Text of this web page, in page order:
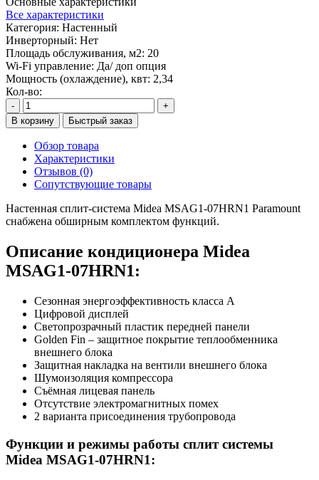
Все характеристики
Категория: Настенный
Инверторный: Нет
Площадь обслуживания, м2: 20
Wi-Fi управление: Да/ доп опция
Мощность (охлаждение), квт: 2,34
Кол-во:
-
+
В корзину
Быстрый заказ
Обзор товара
Характеристики
Отзывов (0)
Сопутствующие товары
Настенная сплит-система Midea MSAG1-07HRN1 Paramount
снабжена обширным комплектом функций.
Описание кондиционера Midea
MSAG1-07HRN1:
Сезонная энергоэффективность класса А
Цифровой дисплей
Светопрозрачный пластик передней панели
Golden Fin – защитное покрытие теплообменника
внешнего блока
Защитная накладка на вентили внешнего блока
Шумоизоляция компрессора
Съёмная лицевая панель
Отсутствие электромагнитных помех
2 варианта присоединения трубопровода
Функции и режимы работы сплит системы
Midea MSAG1-07HRN1: